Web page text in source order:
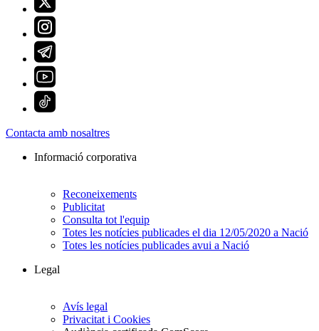
Contacta amb nosaltres
Informació corporativa
Reconeixements
Publicitat
Consulta tot l'equip
Totes les notícies publicades el dia 12/05/2020 a Nació
Totes les notícies publicades avui a Nació
Legal
Avís legal
Privacitat i Cookies